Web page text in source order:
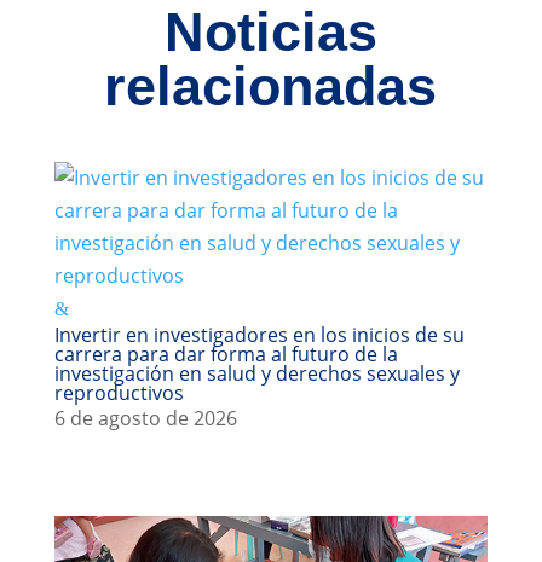
Noticias
relacionadas
Invertir en investigadores en los inicios de su
carrera para dar forma al futuro de la
investigación en salud y derechos sexuales y
reproductivos
6 de agosto de 2026